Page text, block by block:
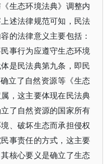
生态环境法典》调整内
述法律规范可知，民法
的法律意义主要包括：
事行为应遵守生态环境
是民法典第九条，即民
立了自然资源等《生态
，这主要体现在民法典
了自然资源的国家所有
、破坏生态而承担侵权
事责任的方式，这主要
核心要义是确立了生态